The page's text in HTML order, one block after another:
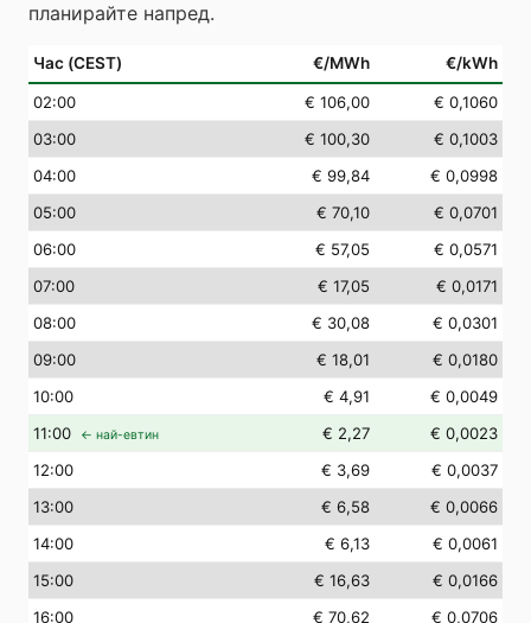
планирайте напред.
Час (CEST) €/MWh €/kWh
02:00 € 106,00
€ 0,1060
03:00 € 100,30
€ 0,1003
04:00 € 99,84
€ 0,0998
05:00 € 70,10
€ 0,0701
06:00 € 57,05
€ 0,0571
07:00 € 17,05
€ 0,0171
08:00 € 30,08
€ 0,0301
09:00 € 18,01
€ 0,0180
10:00 € 4,91
€ 0,0049
11:00 ← най-евтин € 2,27
€ 0,0023
12:00 € 3,69
€ 0,0037
13:00 € 6,58
€ 0,0066
14:00 € 6,13
€ 0,0061
15:00 € 16,63
€ 0,0166
16:00 € 70,62
€ 0,0706